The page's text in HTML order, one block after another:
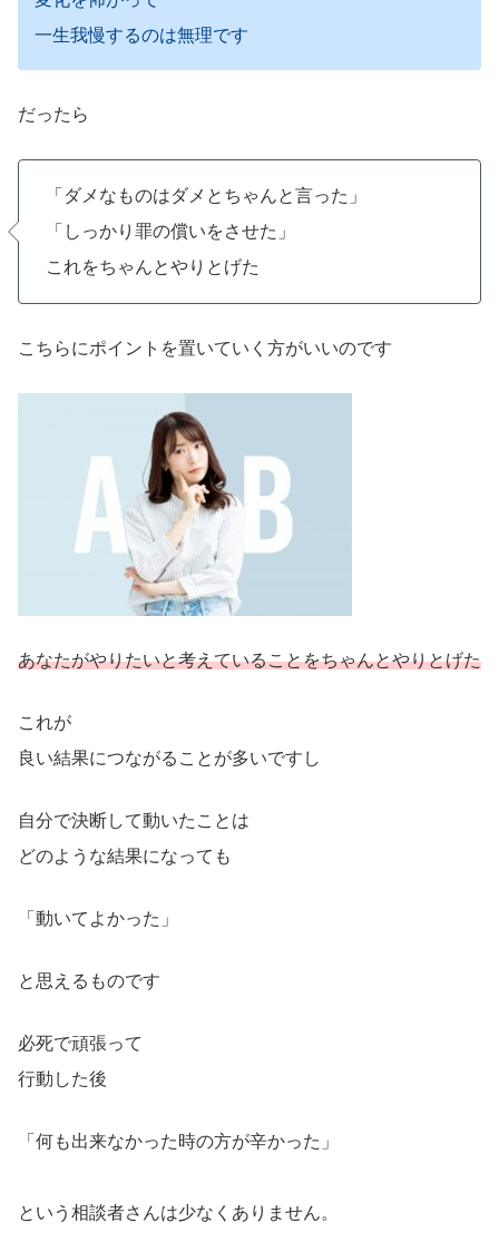
一生我慢するのは無理です
だったら
「ダメなものはダメとちゃんと言った」
「しっかり罪の償いをさせた」
これをちゃんとやりとげた
こちらにポイントを置いていく方がいいのです
あなたがやりたいと考えていることをちゃんとやりとげた
これが
良い結果につながることが多いですし
自分で決断して動いたことは
どのような結果になっても
「動いてよかった」
と思えるものです
必死で頑張って
行動した後
「何も出来なかった時の方が辛かった」
という相談者さんは少なくありません。